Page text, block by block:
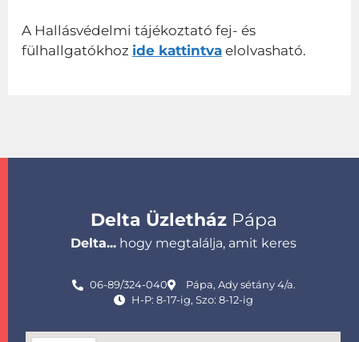
A Hallásvédelmi tájékoztató fej- és
fülhallgatókhoz ide kattintva elolvasható.
Delta ÜzletházPápa
Delta... hogy megtalálja, amit keres
06-89/324-040
Pápa, Ady sétány 4/a.
H-P: 8-17-ig, Szo: 8-12-ig